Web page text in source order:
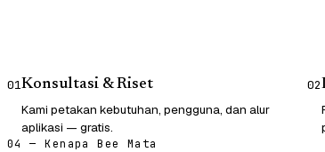
01Konsultasi & Riset
Kami petakan kebutuhan, pengguna, dan alur
aplikasi — gratis.
02
04 — Kenapa Bee Mata